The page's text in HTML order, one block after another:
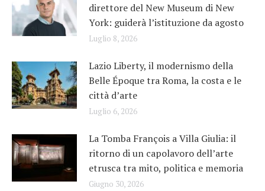
direttore del New Museum di New
York: guiderà l’istituzione da agosto
Luglio 8, 2026
Lazio Liberty, il modernismo della
Belle Époque tra Roma, la costa e le
città d’arte
Luglio 6, 2026
La Tomba François a Villa Giulia: il
ritorno di un capolavoro dell’arte
etrusca tra mito, politica e memoria
Giugno 30, 2026